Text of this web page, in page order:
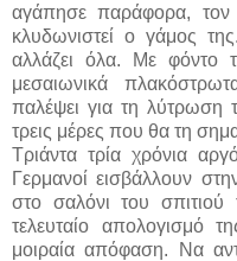
αγάπησε παράφορα,
κλυδωνιστεί ο γάμος
αλλάζει όλα. Με φόντο
μεσαιωνικά
παλέψει για τη λύτρωση
τρεις μέρες που θα τη
Τριάντα τρία χρόνια
Γερμανοί εισβάλλουν
στο σαλόνι του σπιτιού
τελευταίο απολογισμό
μοιραία απόφαση. Να